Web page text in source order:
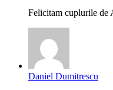
Felicitam cuplurile de
Daniel Dumitrescu